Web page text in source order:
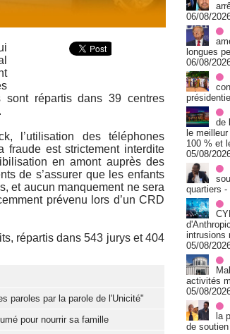
sont répartis dans 39 centres
l’utilisation des téléphones
fraude est strictement interdite
en amont auprès des
de s’assurer que les enfants
et aucun manquement ne sera
prévenu lors d’un CRD
répartis dans 543 jurys et 404
paroles par la parole de l'Unicité"
pour nourrir sa famille
06/08/
longues
06/08/
de
le
100 % et
05/08/
quartiers -
intrusions
05/08/
activités
05/08/
la
de